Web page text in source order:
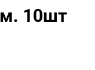
10шт